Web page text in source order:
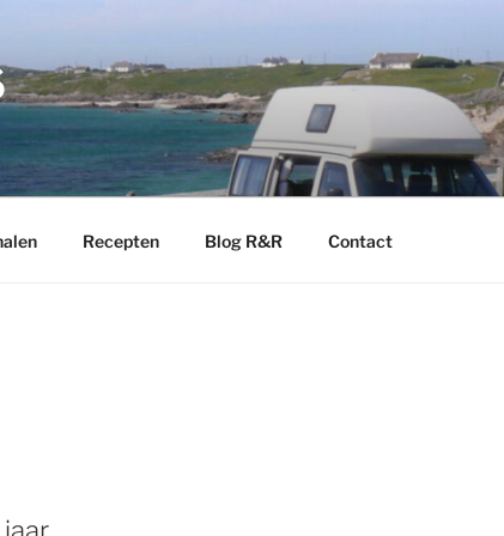
Recepten Blog R&R Contact